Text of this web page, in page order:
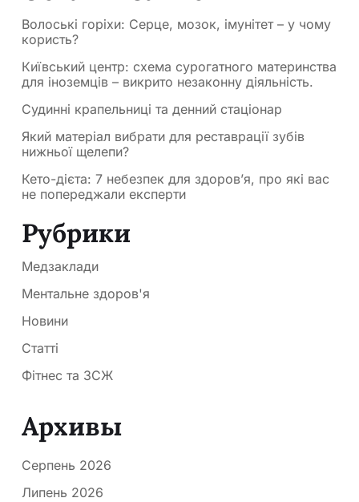
Волоські горіхи: Серце, мозок, імунітет – у чому
користь?
Київський центр: схема сурогатного материнства
для іноземців – викрито незаконну діяльність.
Судинні крапельниці та денний стаціонар
Який матеріал вибрати для реставрації зубів
нижньої щелепи?
Кето-дієта: 7 небезпек для здоров’я, про які вас
не попереджали експерти
Рубрики
Медзаклади
Ментальне здоров'я
Новини
Статті
Фітнес та ЗСЖ
Архивы
Серпень 2026
Липень 2026